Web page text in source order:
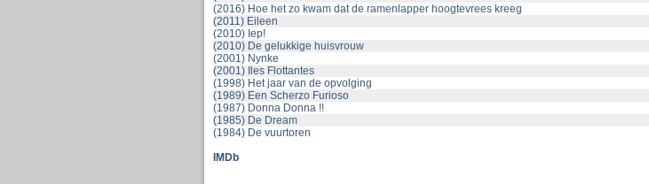
(2016) Hoe het zo kwam dat de ramenlapper hoogtevrees kreeg
(2011) Eileen
(2010) Iep!
(2010) De gelukkige huisvrouw
(2001) Nynke
(2001) Iles Flottantes
(1998) Het jaar van de opvolging
(1989) Een Scherzo Furioso
(1987) Donna Donna !!
(1985) De Dream
(1984) De vuurtoren
IMDb